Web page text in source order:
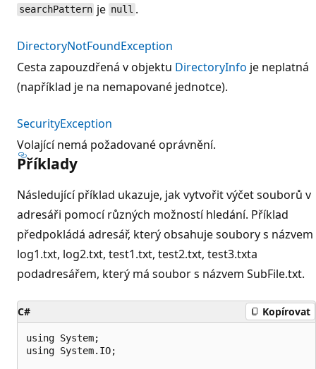
searchPattern je null .
DirectoryNotFoundException
Cesta zapouzdřená v objektu DirectoryInfo je neplatná
(například je na nemapované jednotce).
SecurityException
Volající nemá požadované oprávnění.
Příklady
Následující příklad ukazuje, jak vytvořit výčet souborů v
adresáři pomocí různých možností hledání. Příklad
předpokládá adresář, který obsahuje soubory s názvem
log1.txt, log2.txt, test1.txt, test2.txt, test3.txta
podadresářem, který má soubor s názvem SubFile.txt.
C# Kopírovat
using System;
using System.IO;